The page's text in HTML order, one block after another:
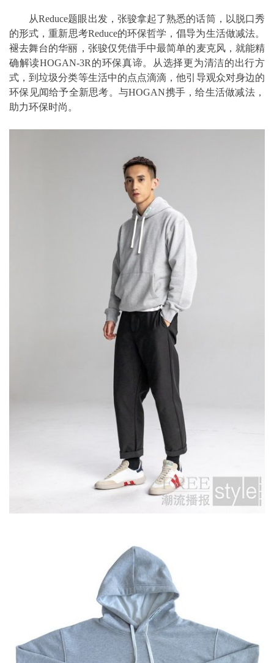
从Reduce题眼出发，张骏拿起了熟悉的话筒，以脱口秀
的形式，重新思考Reduce的环保哲学，倡导为生活做减法。
褪去舞台的华丽，张骏仅凭借手中最简单的麦克风，就能精
确解读HOGAN-3R的环保真谛。从选择更为清洁的出行方
式，到垃圾分类等生活中的点点滴滴，他引导观众对身边的
环保见闻给予全新思考。与HOGAN携手，给生活做减法，
助力环保时尚。